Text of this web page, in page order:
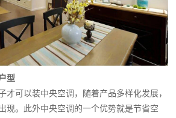
型
才可以装中央空调，随着产品多样化发展，
现。此外中央空调的一个优势就是节省空